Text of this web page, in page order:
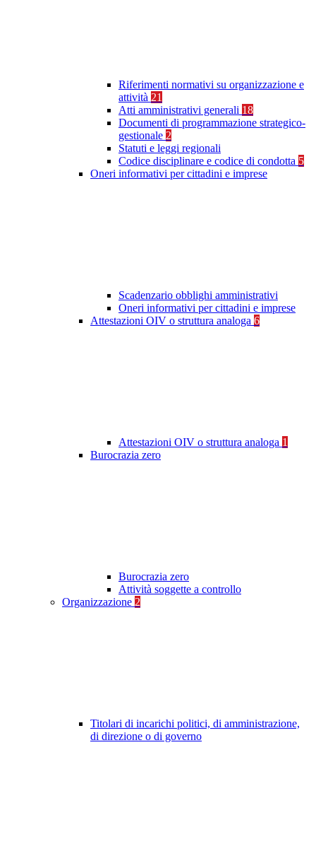
Riferimenti normativi su organizzazione e
attività 21
Atti amministrativi generali 18
Documenti di programmazione strategico-
gestionale 2
Statuti e leggi regionali
Codice disciplinare e codice di condotta 5
Oneri informativi per cittadini e imprese
Scadenzario obblighi amministrativi
Oneri informativi per cittadini e imprese
Attestazioni OIV o struttura analoga 6
Attestazioni OIV o struttura analoga 1
Burocrazia zero
Burocrazia zero
Attività soggette a controllo
Organizzazione 2
Titolari di incarichi politici, di amministrazione,
di direzione o di governo